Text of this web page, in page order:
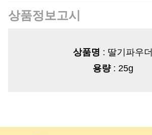
상품정보고시
상품명 : 딸기파우더
용량: 25g